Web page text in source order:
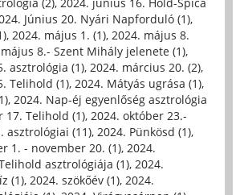
Június 20. Nyári Napforduló (1),
, 2024. május 1. (1), 2024. május 8.
8.- Szent Mihály jelenete (1),
asztrológia (1), 2024. március 20. (2),
Telihold (1), 2024. Mátyás ugrása (1),
, 2024. Nap-éj egyenlőség asztrológia
17. Telihold (1), 2024. október 23.-
asztrológiai (11), 2024. Pünkösd (1),
1. - november 20. (1), 2024.
asztrológiája (1), 2024.
(1), 2024. szökőév (1), 2024.